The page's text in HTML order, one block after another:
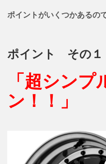
ポイントがいくつかあるの
ポイント その１
「超シンプ
ン！！」